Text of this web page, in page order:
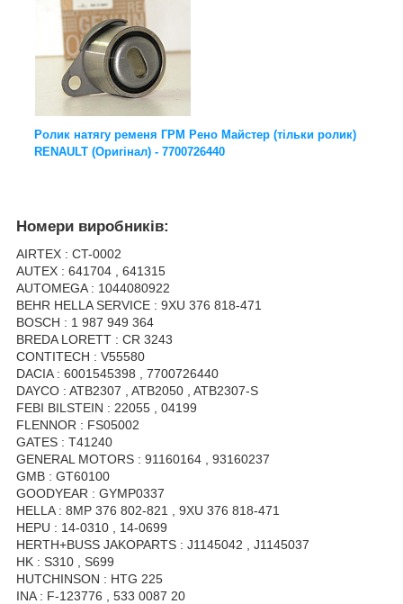
Ролик натягу ременя ГРМ Рено Майстер (тільки ролик)
RENAULT (Оригінал) - 7700726440
Номери виробників:
AIRTEX : CT-0002
AUTEX : 641704 , 641315
AUTOMEGA : 1044080922
BEHR HELLA SERVICE : 9XU 376 818-471
BOSCH : 1 987 949 364
BREDA LORETT : CR 3243
CONTITECH : V55580
DACIA : 6001545398 , 7700726440
DAYCO : ATB2307 , ATB2050 , ATB2307-S
FEBI BILSTEIN : 22055 , 04199
FLENNOR : FS05002
GATES : T41240
GENERAL MOTORS : 91160164 , 93160237
GMB : GT60100
GOODYEAR : GYMP0337
HELLA : 8MP 376 802-821 , 9XU 376 818-471
HEPU : 14-0310 , 14-0699
HERTH+BUSS JAKOPARTS : J1145042 , J1145037
HK : S310 , S699
HUTCHINSON : HTG 225
INA : F-123776 , 533 0087 20